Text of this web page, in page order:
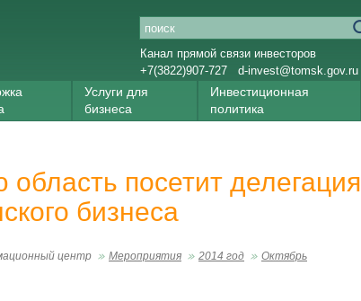
Канал прямой связи инвесторов
+7(3822)907-727
d-invest@tomsk.gov.ru
Услуги для
бизнеса
Инвестиционная
политика
область посетит делегация
бизнеса
центр Мероприятия 2014 год Октябрь